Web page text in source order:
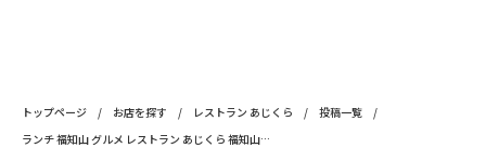
トップページ / お店を探す / レストラン あじくら / 投稿一覧
/
ランチ 福知山 グルメ レストラン あじくら 福知山ランチ